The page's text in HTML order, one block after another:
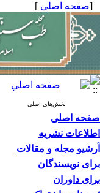
[صفحه اصلی ]
بخش‌های اصلی
صفحه اصلی
اطلاعات نشریه
آرشیو مجله و مقالات
برای نویسندگان
برای داوران